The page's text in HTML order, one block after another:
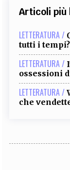
Articoli più
LETTERATURA /
tutti i
LETTERATURA /
ossessioni
LETTERATURA /
che